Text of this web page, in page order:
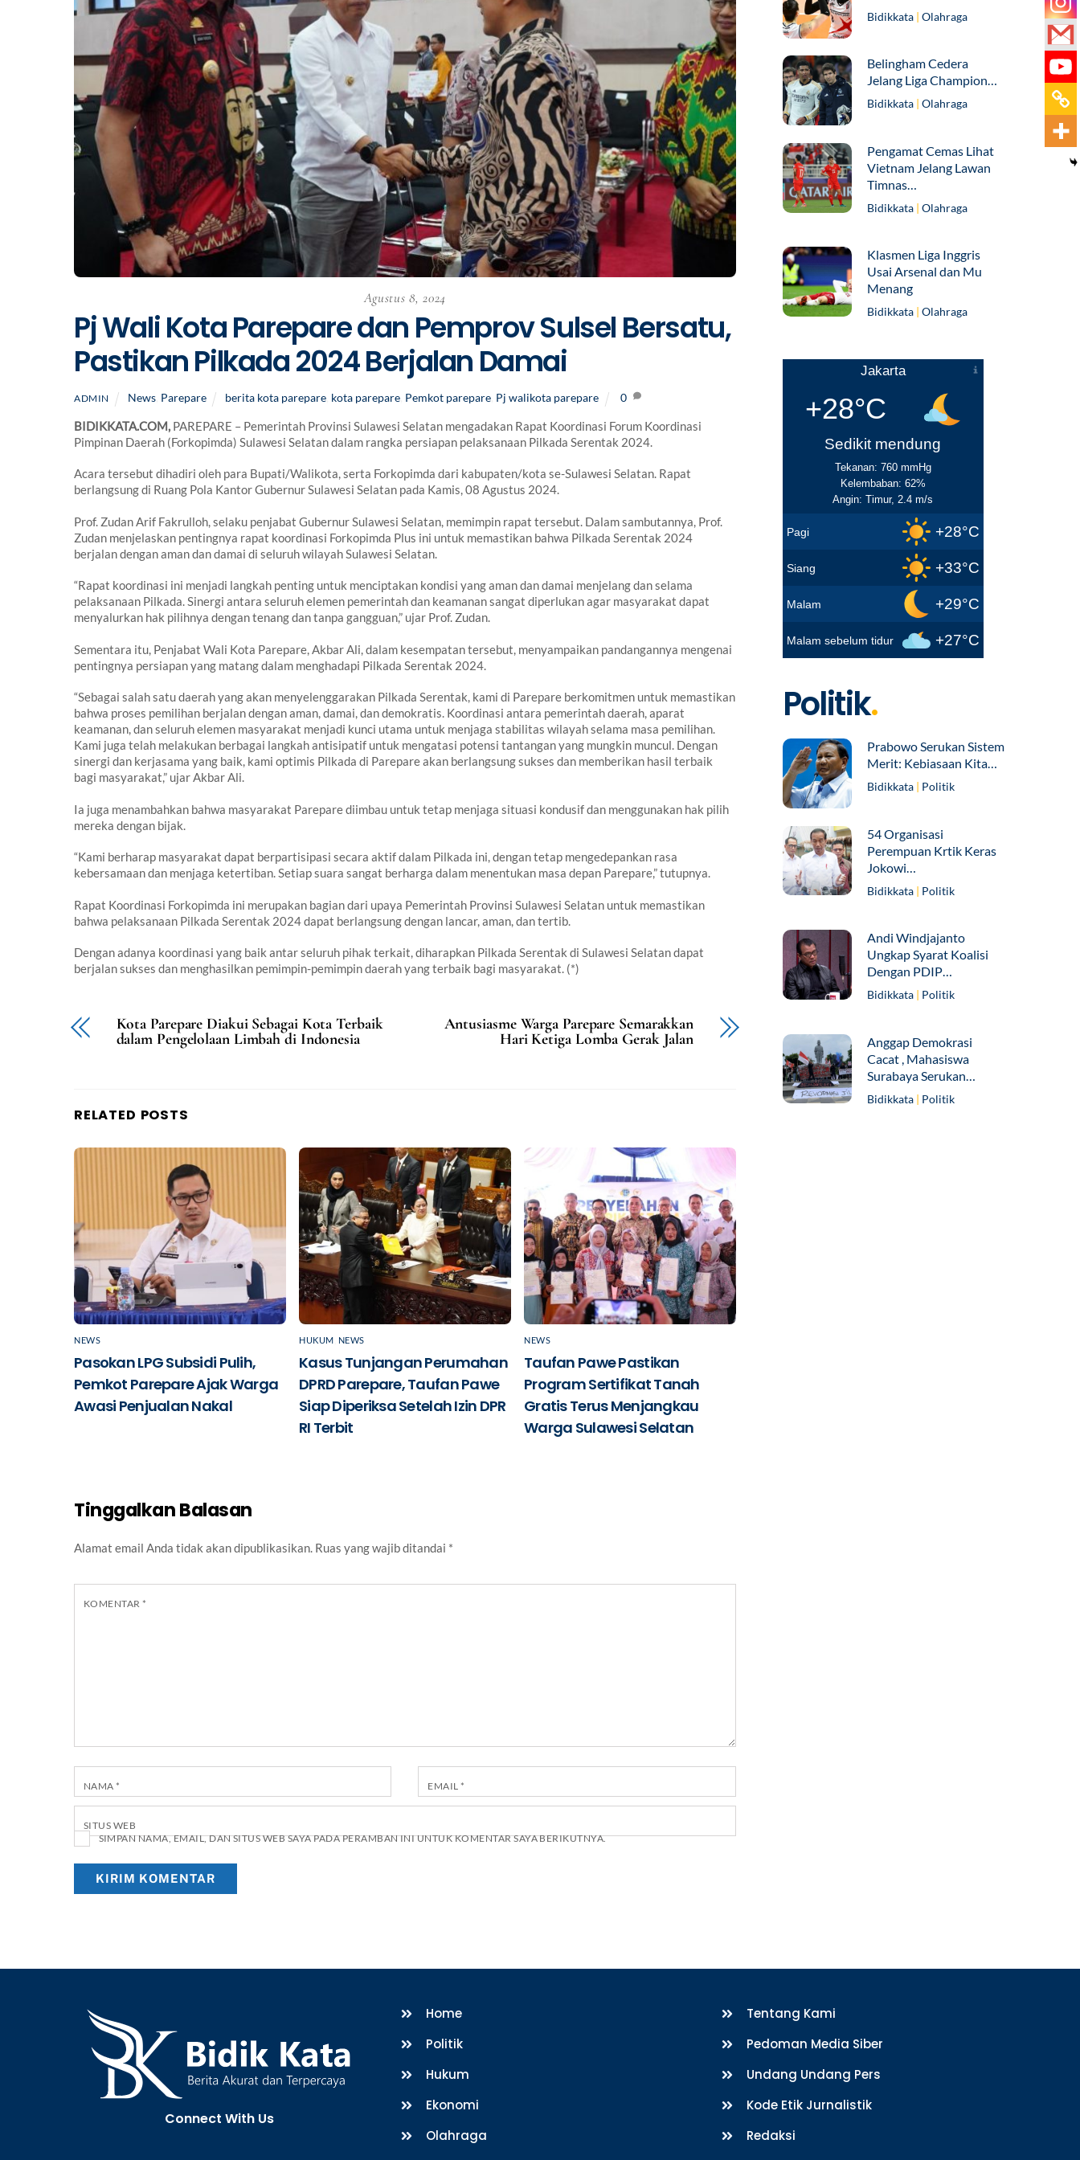
Agustus 8, 2024
Pj Wali Kota Parepare dan Pemprov Sulsel Bersatu,
Pastikan Pilkada 2024 Berjalan Damai
ADMIN News Parepare berita kota parepare kota parepare Pemkot parepare Pj walikota parepare 0
BIDIKKATA.COM, PAREPARE – Pemerintah Provinsi Sulawesi Selatan mengadakan Rapat Koordinasi Forum Koordinasi
Pimpinan Daerah (Forkopimda) Sulawesi Selatan dalam rangka persiapan pelaksanaan Pilkada Serentak 2024.
Acara tersebut dihadiri oleh para Bupati/Walikota, serta Forkopimda dari kabupaten/kota se-Sulawesi Selatan. Rapat
berlangsung di Ruang Pola Kantor Gubernur Sulawesi Selatan pada Kamis, 08 Agustus 2024.
Prof. Zudan Arif Fakrulloh, selaku penjabat Gubernur Sulawesi Selatan, memimpin rapat tersebut. Dalam sambutannya, Prof.
Zudan menjelaskan pentingnya rapat koordinasi Forkopimda Plus ini untuk memastikan bahwa Pilkada Serentak 2024
berjalan dengan aman dan damai di seluruh wilayah Sulawesi Selatan.
“Rapat koordinasi ini menjadi langkah penting untuk menciptakan kondisi yang aman dan damai menjelang dan selama
pelaksanaan Pilkada. Sinergi antara seluruh elemen pemerintah dan keamanan sangat diperlukan agar masyarakat dapat
menyalurkan hak pilihnya dengan tenang dan tanpa gangguan,” ujar Prof. Zudan.
Sementara itu, Penjabat Wali Kota Parepare, Akbar Ali, dalam kesempatan tersebut, menyampaikan pandangannya mengenai
pentingnya persiapan yang matang dalam menghadapi Pilkada Serentak 2024.
“Sebagai salah satu daerah yang akan menyelenggarakan Pilkada Serentak, kami di Parepare berkomitmen untuk memastikan
bahwa proses pemilihan berjalan dengan aman, damai, dan demokratis. Koordinasi antara pemerintah daerah, aparat
keamanan, dan seluruh elemen masyarakat menjadi kunci utama untuk menjaga stabilitas wilayah selama masa pemilihan.
Kami juga telah melakukan berbagai langkah antisipatif untuk mengatasi potensi tantangan yang mungkin muncul. Dengan
sinergi dan kerjasama yang baik, kami optimis Pilkada di Parepare akan berlangsung sukses dan memberikan hasil terbaik
bagi masyarakat,” ujar Akbar Ali.
Ia juga menambahkan bahwa masyarakat Parepare diimbau untuk tetap menjaga situasi kondusif dan menggunakan hak pilih
mereka dengan bijak.
“Kami berharap masyarakat dapat berpartisipasi secara aktif dalam Pilkada ini, dengan tetap mengedepankan rasa
kebersamaan dan menjaga ketertiban. Setiap suara sangat berharga dalam menentukan masa depan Parepare,” tutupnya.
Rapat Koordinasi Forkopimda ini merupakan bagian dari upaya Pemerintah Provinsi Sulawesi Selatan untuk memastikan
bahwa pelaksanaan Pilkada Serentak 2024 dapat berlangsung dengan lancar, aman, dan tertib.
Dengan adanya koordinasi yang baik antar seluruh pihak terkait, diharapkan Pilkada Serentak di Sulawesi Selatan dapat
berjalan sukses dan menghasilkan pemimpin-pemimpin daerah yang terbaik bagi masyarakat. (*)
Kota Parepare Diakui Sebagai Kota Terbaik
dalam Pengelolaan Limbah di Indonesia
Antusiasme Warga Parepare Semarakkan
Hari Ketiga Lomba Gerak Jalan
RELATED POSTS
NEWS
Pasokan LPG Subsidi Pulih,
Pemkot Parepare Ajak Warga
Awasi Penjualan Nakal
HUKUM NEWS
Kasus Tunjangan Perumahan
DPRD Parepare, Taufan Pawe
Siap Diperiksa Setelah Izin DPR
RI Terbit
NEWS
Taufan Pawe Pastikan
Program Sertifikat Tanah
Gratis Terus Menjangkau
Warga Sulawesi Selatan
Tinggalkan Balasan
Alamat email Anda tidak akan dipublikasikan. Ruas yang wajib ditandai *
KOMENTAR *
NAMA * EMAIL *
SITUS WEB
SIMPAN NAMA, EMAIL, DAN SITUS WEB SAYA PADA PERAMBAN INI UNTUK KOMENTAR SAYA BERIKUTNYA.
Bidikkata | Olahraga
Belingham Cedera
Jelang Liga Champion…
Bidikkata Olahraga
Pengamat Cemas Lihat
Vietnam Jelang Lawan
Timnas…
Bidikkata | Olahraga
Klasmen Liga Inggris
Usai Arsenal dan Mu
Menang
Bidikkata Olahraga
Jakarta
+28°C
Sedikit mendung
Tekanan: 760 mmHg
Kelembaban: 62%
Angin: Timur, 2.4 m/s
Pagi +28°C
Siang +33°C
Malam +29°C
Malam sebelum tidur +27°C
Politik.
Prabowo Serukan Sistem
Merit: Kebiasaan Kita…
Bidikkata | Politik
54 Organisasi
Perempuan Krtik Keras
Jokowi…
Bidikkata | Politik
Andi Windjajanto
Ungkap Syarat Koalisi
Dengan PDIP…
Bidikkata | Politik
Anggap Demokrasi
Cacat , Mahasiswa
Surabaya Serukan…
Bidikkata | Politik
Connect With Us
Home
Politik
Hukum
Ekonomi
Olahraga
Tentang Kami
Pedoman Media Siber
Undang Undang Pers
Kode Etik Jurnalistik
Redaksi